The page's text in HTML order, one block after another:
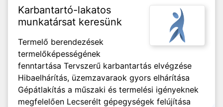
Karbantartó-lakatos
munkatársat keresünk
Termelő berendezések
termelőképességének
fenntartása Tervszerű karbantartás elvégzése
Hibaelhárítás, üzemzavaraok gyors elhárítása
Gépátlakítás a műszaki és termelési igényeknek
megfelelően Lecserélt gépegységek felújítása